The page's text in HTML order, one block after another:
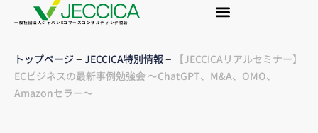
一般社団法人ジャパンEコマースコンサルティング協会
トップページ– JECCICA特別情報 – 【JECCICAリアルセミナー】
ECビジネスの最新事例勉強会 ～ChatGPT、M&A、OMO、
Amazonセラー～